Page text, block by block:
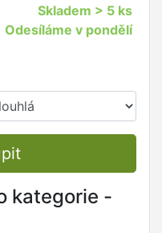
Skladem > 5 ks
Odesíláme v pondělí
kategorie -